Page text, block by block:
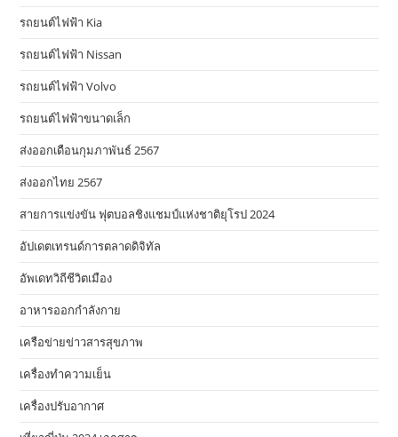
รถยนต์ไฟฟ้า Kia
รถยนต์ไฟฟ้า Nissan
รถยนต์ไฟฟ้า Volvo
รถยนต์ไฟฟ้าขนาดเล็ก
ส่งออกเดือนกุมภาพันธ์ 2567
ส่งออกไทย 2567
สายการแข่งขัน ฟุตบอลชิงแชมป์แห่งชาติยุโรป 2024
อัปเดตเทรนด์การตลาดดิจิทัล
อัพเดทวิถีชีวิตเมือง
อาหารออกกําลังกาย
เครือข่ายข่าวสารสุขภาพ
เครื่องทำความเย็น
เครื่องปรับอากาศ